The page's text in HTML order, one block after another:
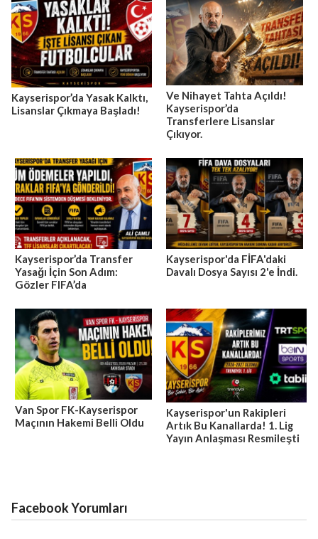
Kayserispor’da Yasak Kalktı,
Lisanslar Çıkmaya Başladı!
Ve Nihayet Tahta Açıldı!
Kayserispor’da
Transferlere Lisanslar
Çıkıyor.
Kayserispor’da Transfer
Yasağı İçin Son Adım:
Gözler FIFA’da
Kayserispor'da FİFA'daki
Davalı Dosya Sayısı 2'e İndi.
Van Spor FK-Kayserispor
Maçının Hakemi Belli Oldu
Kayserispor'un Rakipleri
Artık Bu Kanallarda! 1. Lig
Yayın Anlaşması Resmileşti
Facebook Yorumları